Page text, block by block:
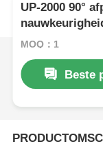
UP-2000 90°
ASTM D3330-
MOQ：1
Beste